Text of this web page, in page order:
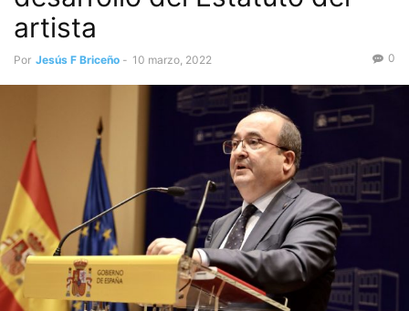
artista
Por Jesús F Briceño - 10 marzo, 2022 0